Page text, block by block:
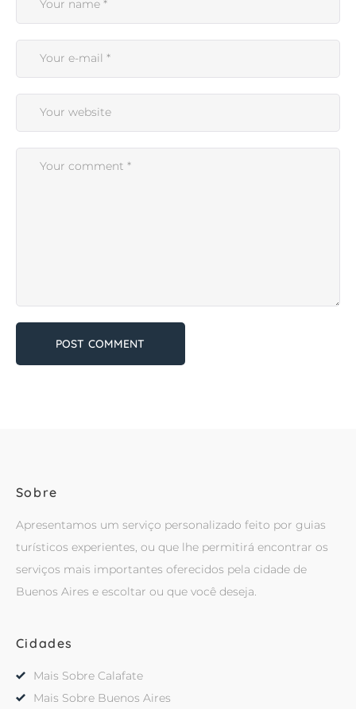
Sobre
Apresentamos um serviço personalizado feito por guias
turísticos experientes, ou que lhe permitirá encontrar os
serviços mais importantes oferecidos pela cidade de
Buenos Aires e escoltar ou que você deseja.
Cidades
Mais Sobre Calafate
Mais Sobre Buenos Aires